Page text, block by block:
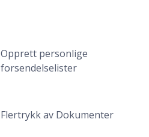
Opprett personlige
forsendelselister
Flertrykk av Dokumenter